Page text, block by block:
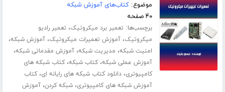
موضوع:کتاب‌های آموزش شبکه
۴۰ صفحه
برچسب‌ها: تعمیر برد میکروتیک، تعمیر رادیو
میکروتیک،آموزش تعمیرات میکروتیک،آموزش شبکه،
امنیت شبکه، مدیریت شبکه،آموزش مقدماتی شبکه،
آموزش عملی شبکه،کتاب شبکه،کتاب شبکه های
کامپیوتری،دانلود کتاب شبکه های رایانه ای،کتاب
آموزش شبکه های کامپیوتری،شبکه کردن،آموزش